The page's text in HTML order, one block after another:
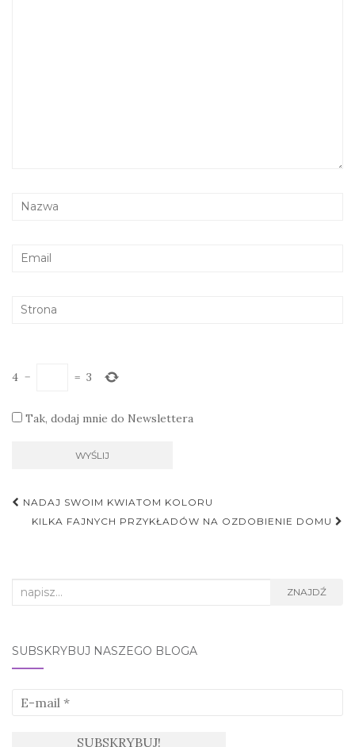
4 − = 3
Tak, dodaj mnie do Newslettera
Nawigacja
postu
NADAJ SWOIM KWIATOM KOLORU
KILKA FAJNYCH PRZYKŁADÓW NA OZDOBIENIE DOMU
Search
ZNAJDŹ
SUBSKRYBUJ NASZEGO BLOGA